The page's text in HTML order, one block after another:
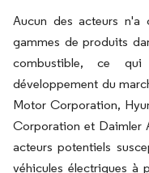
Aucun des acteurs n'a
gammes de produits
combustible, ce
développement du
Motor Corporation,
Corporation et Daimler
acteurs potentiels
véhicules électriques à